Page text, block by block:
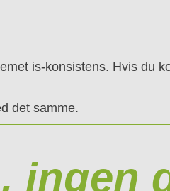
is-konsistens. Hvis du
det samme.
ingen